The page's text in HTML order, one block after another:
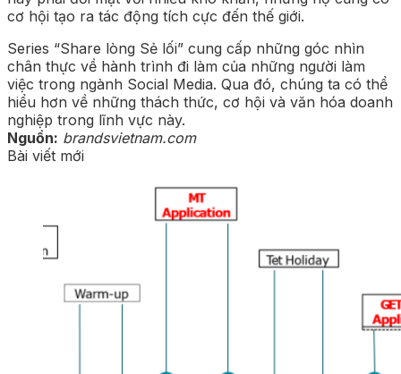
cơ hội tạo ra tác động tích cực đến thế giới.
Series “Share lòng Sẻ lối” cung cấp những góc nhìn
chân thực về hành trình đi làm của những người làm
việc trong ngành Social Media. Qua đó, chúng ta có thể
hiểu hơn về những thách thức, cơ hội và văn hóa doanh
nghiệp trong lĩnh vực này.
Nguồn: brandsvietnam.com
Bài viết mới